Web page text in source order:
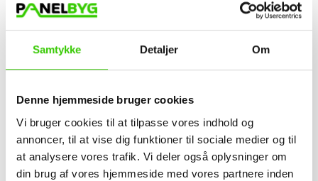
Samtykke Detaljer Om
Denne hjemmeside bruger cookies
Vi bruger cookies til at tilpasse vores indhold og
annoncer, til at vise dig funktioner til sociale medier og til
at analysere vores trafik. Vi deler også oplysninger om
din brug af vores hjemmeside med vores partnere inden
skruedorn
Ved montage i bagmur af porebeton, træ, gips/stål,
teglsten eller letbeton